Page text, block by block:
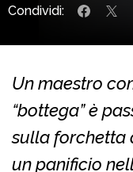
Condividi:
Un maestro
“bottega” è
sulla forchetta
un panificio